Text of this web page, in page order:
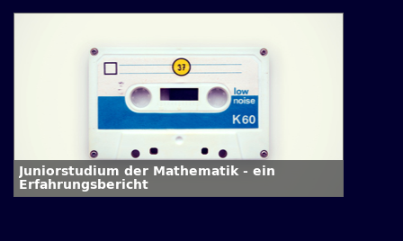
Juniorstudium der Mathematik - ein
Erfahrungsbericht